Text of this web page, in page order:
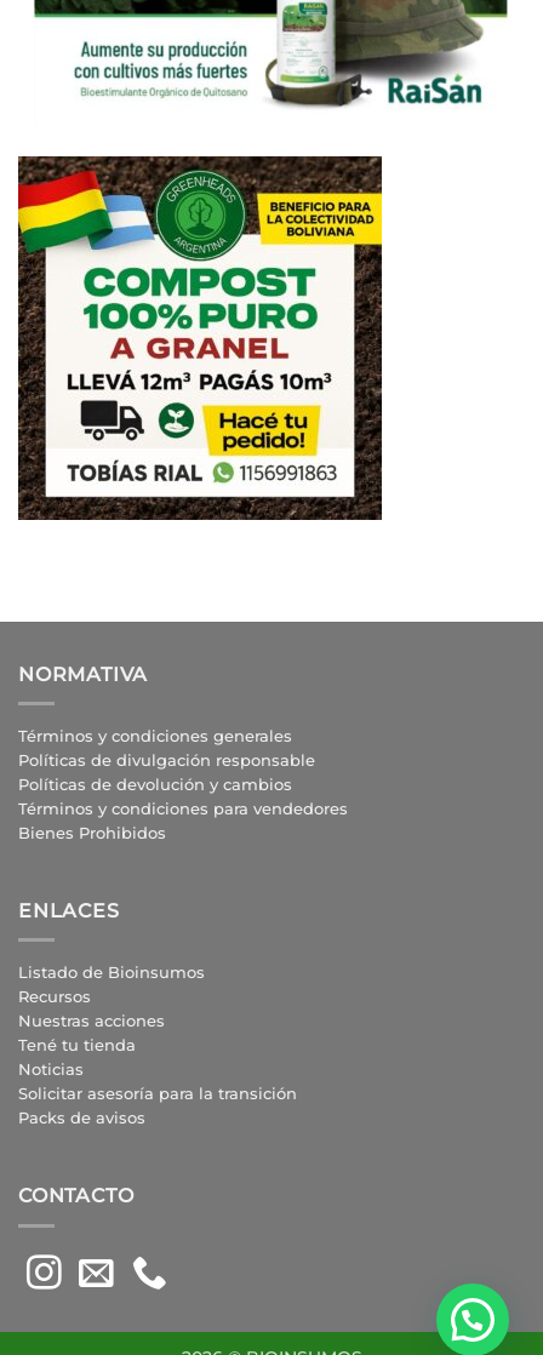
NORMATIVA
Términos y condiciones generales
Políticas de divulgación responsable
Políticas de devolución y cambios
Términos y condiciones para vendedores
Bienes Prohibidos
ENLACES
Listado de Bioinsumos
Recursos
Nuestras acciones
Tené tu tienda
Noticias
Solicitar asesoría para la transición
Packs de avisos
CONTACTO